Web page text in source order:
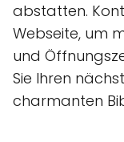
abstatten.
Webseite, um
und
Sie Ihren
charmanten